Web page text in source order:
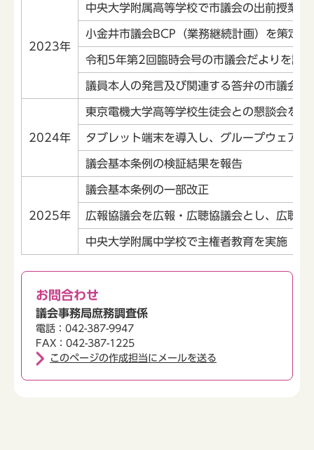
2023年
中央大学附属高等学校で市議会の出前授業を
小金井市議会BCP（業務継続計画）を策定
令和5年第2回臨時会号の市議会だよりを試
議員本人の発言及び関連する答弁の市議会
2024年
東京電機大学高等学校生徒会との懇談会を実
タブレット端末を導入し、グループウェア
議会基本条例の検証結果を報告
2025年
議会基本条例の一部改正
広報協議会を広報・広聴協議会とし、広聴機
中央大学附属中学校で主権者教育を実施
お問合わせ
議会事務局庶務調査係
電話：042-387-9947
FAX：042-387-1225
このページの作成担当にメールを送る